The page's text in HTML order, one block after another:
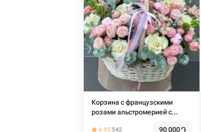
Корзина с французскими
розами альстромерией с
4.95542 90 000֏